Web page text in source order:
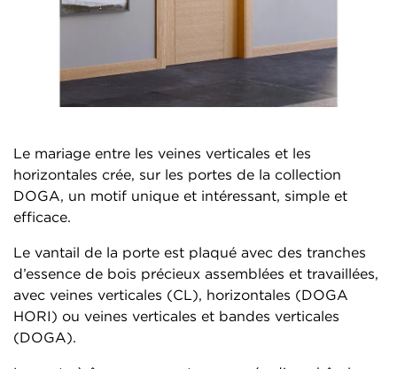
Le mariage entre les veines verticales et les
horizontales crée, sur les portes de la collection
DOGA, un motif unique et intéressant, simple et
efficace.
Le vantail de la porte est plaqué avec des tranches
d’essence de bois précieux assemblées et travaillées,
avec veines verticales (CL), horizontales (DOGA
HORI) ou veines verticales et bandes verticales
(DOGA).